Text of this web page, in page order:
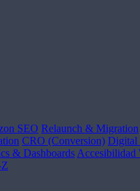
SEO Relaunch & Migration
CRO (Conversion) Digital
& Dashboards Accesibilidad